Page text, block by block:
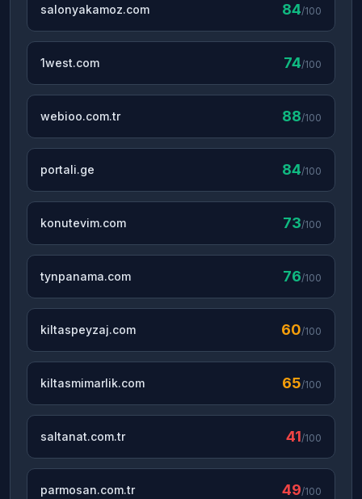
salonyakamoz.com 84/100
1west.com 74/100
webioo.com.tr 88/100
portali.ge 84/100
konutevim.com 73/100
tynpanama.com 76/100
kiltaspeyzaj.com 60/100
kiltasmimarlik.com 65/100
saltanat.com.tr 41/100
parmosan.com.tr 49/100